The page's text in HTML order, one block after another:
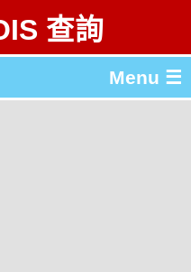
查詢
Menu ☰